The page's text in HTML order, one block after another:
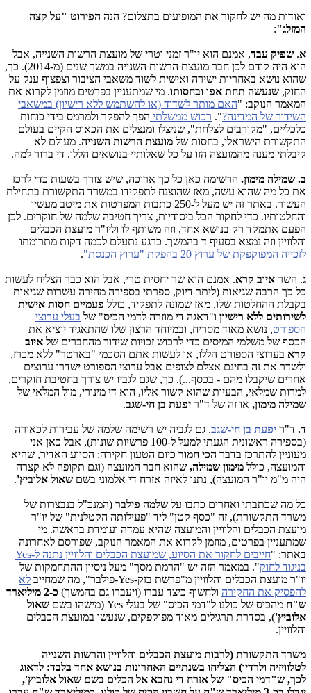
​ואודות מה יש לחקור את המופיעים בתצלום? הנה הפירוט "על קצה
המזלג":
א. שפיק עבד, אמנם הוא יו"ר זמני וטרי של מועצת הרשות השנייה, אבל
הוא היה קודם לכן חבר מועצת הרשות השנייה במשך שנים (מ-2014). כך,
שהוא נושא באחריות ישירה ואישית לשוד משאבי הציבור וצפצוף ענק על
החוק, שנעשה תחת אפו ובחסותו. מי שמתעניין בפרטים מוזמן לקרוא את
המאמר הנוקב: "האם מותר לשדוד (או להשתמש ללא רישיון) במשאבי
השידור של המדינה?". רכוש ממשלתי הפך להפקר ולמרמס בידי כוחות
כלכליים, "מקורבים לצלחת", שניצלו ומנצלים את הכאוס הקיים בעולם
התקשורת הישראלי, בחסות של מועצת הרשות השנייה. מעולם לא
קיבלתי מענה מהמועצה הזו על כל שאלותיי בנושאים הללו. די ברור למה.
ב. שמילה מימון. הרשימה כאן כל כך ארוכה, שיש צורך בשעות כדי לרכז
את כל מה שהוא עשה, מאז שהוצנח לתפקידו במשרד התקשורת בתחילת
העשור. באתר זה יש מעל ל-250 כתבות המפרטות את מיטב מעשיו
והחלטותיו. כדי לחקור הכל ביסודיות, צריך חטיבה שלמה של חוקרים. לכן
הפעם אתמקד רק בנושא אחד, וזה משותף לו וליו"ר מועצת הכבלים
והלוויין וזה נמצא בסעיף ד בהמשך. כרגע נתעלם לכמה דקות מתרומתו
לזכייה המפוקפקת של ערוץ 20 בהפקת "ערוץ הכנסת"
.
ג. השר איוב קרא. אמנם הוא שר יחסית טרי, אבל הוא כבר הצליח לעשות
כל כך הרבה שגיאות (ליתר דיוק, ספרתי בספירה מהירה עשרות שגיאות
בקבלת ההחלטות שלו, מאז שמונה לתפקיד, כולל פעמיים חסות אישית
לשירותים ללא רישיון ו"דאגה די מוזרה לדמי הכיס" של בעלי ערוצי
הספורט, נושא מאוד מסריח, ובמיוחד הרצון שלו שהתאגיד יוציא את
הכסף של משלמי המיסים כדי לרכוש זכויות שידור מהחברים של איוב
קרא בערוצי הספורט הללו, או לעשות אתם הסכמי "בארטר" ללא מכרז,
ולשדר את זה בחינם אצלם לצופים אבל ערוצי הספורט ישדרו ערוצים
אחרים שיקבלו מהם - בכסף...). כך, שגם לגביו יש צורך בחטיבת חוקרים,
למרות שמלאי, הבעיות שהוא קשור אליו, הוא די מינורי, מול המלאי של
שמילה מימון, או זה של ד"ר יפעת בן חי-שגב.
ד. ד"ר יפעת בן חי-שגב. גם לגביה יש רשימה שלמה של עבירות לכאורה
(בספירה ראשונית הגעתי למעל ל-100 פרשיות שונות), אבל כאן אני
מעוניין להתרכז בדבר הכי חמור כיום הטעון חקירה: הסיוע האדיר, שהיא
והמועצה, כולל מימון שמילה, שהוא חבר המועצה (וגם תקופה לא קצרה
היה מ"מ יו"ר המועצה), נתנו לאיזה אזרח די אלמוני בשם שאול אלוביץ'.
כל מה שכתבתי ואחרים כתבו על שלמה פילבר (המנכ"ל בנבצרות של
משרד התקשורת), זה "כסף קטן" ליד "פעילותה הקטלנית" של יו"ר
מועצת הכבלים והלוויין והמועצה שהיא עמדה ועומדת בראשה. מי
שמתעניין בפרטים, מוזמן לקרוא את המאמר הנוקב, שפורסם לאחרונה
באתר: "
חייבים לחקור את הסיוע, שמועצת הכבלים והלוויין נתנה ל-Yes
בניגוד לחוק". במאמר הזה יש "הרמת מסך" מעל ניסיון ההתחמקות של
יו"ר מועצת הכבלים והלוויין מ"פרשת בזק-Yes-פילבר", מה שמחייב
לא
להפסיק את החקירה ולחשוף כיצד עברו (ויעברו גם בהמשך)
כ-2 מיליארד
ש"ח מהכיס של כולנו ל"דמי הכיס" של בעלי Yes (מישהו בשם
שאול
אלוביץ'), בסדרת תרגילים מאוד מפוקפקים, שנעשו במועצת הכבלים
והלוויין.
משרד התקשורת (לרבות מועצת הכבלים והלוויין והרשות השנייה
לטלוויזיה ולרדיו) הצליחו בשנתיים האחרונות בנושא אחד בלבד: לדאוג
לכך, ש"דמי הכיס" של אזרח די נחבא אל הכלים בשם שאול אלוביץ',